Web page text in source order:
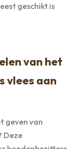
geschikt is
van het
vlees aan
geven van
Deze